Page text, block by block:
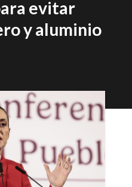
evitar
y aluminio